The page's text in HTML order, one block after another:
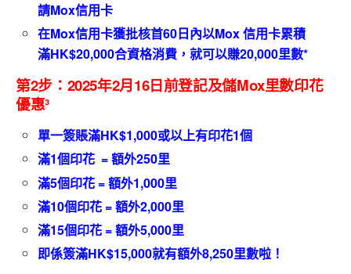
請Mox信用卡
在Mox信用卡獲批核首60日內以Mox信用卡累積
滿HK$20,000合資格消費，就可以賺20,000里數*
第2步：2025年2月16日前登記及儲Mox里數印花
優惠³
單一簽賬滿HK$1,000或以上有印花1個
滿1個印花 = 額外250里
滿5個印花 = 額外1,000里
滿10個印花 = 額外2,000里
滿15個印花 = 額外5,000里
即係簽滿HK$15,000就有額外8,250里數啦！